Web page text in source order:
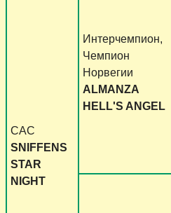
САС
SNIFFENS
STAR
NIGHT
Интерчемпион,
Чемпион
Норвегии
ALMANZA
HELL'S ANGEL